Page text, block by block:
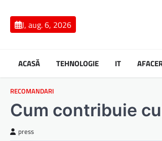
contentJ, aug. 6, 2026
ACASĂ TEHNOLOGIE IT
RECOMANDARI
Cum contribuie
press